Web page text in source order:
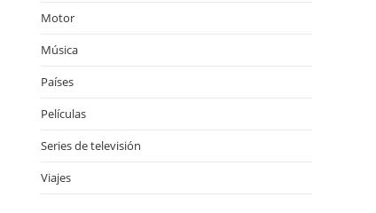
Motor
Música
Países
Películas
Series de televisión
Viajes